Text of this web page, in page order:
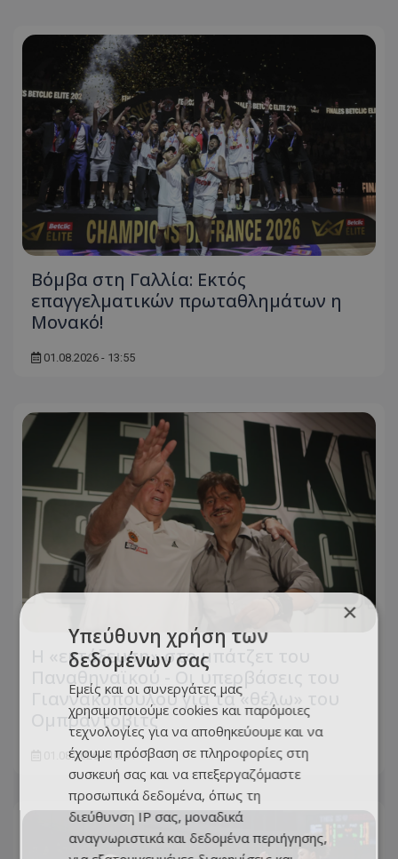
Βόμβα στη Γαλλία: Εκτός
επαγγελματικών πρωταθλημάτων η
Μονακό!
01.08.2026 - 13:55
Η «εκτόξευση» στο μπάτζετ του
Παναθηναϊκού - Οι υπερβάσεις του
Γιαννακόπουλου για τα «θέλω» του
Ομπράντοβιτς
01.08.2026 - 10:54
×
Υπεύθυνη χρήση των
δεδομένων σας
Εμείς και οι συνεργάτες μας
χρησιμοποιούμε cookies και παρόμοιες
τεχνολογίες για να αποθηκεύουμε και να
έχουμε πρόσβαση σε πληροφορίες στη
συσκευή σας και να επεξεργαζόμαστε
προσωπικά δεδομένα, όπως τη
διεύθυνση IP σας, μοναδικά
αναγνωριστικά και δεδομένα περιήγησης,